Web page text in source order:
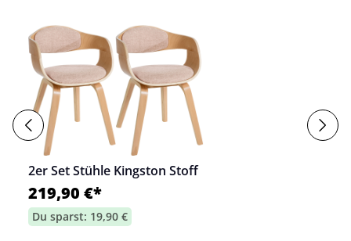
2er Set Stühle Kingston Stoff
219,90 €*
Du sparst: 19,90 €